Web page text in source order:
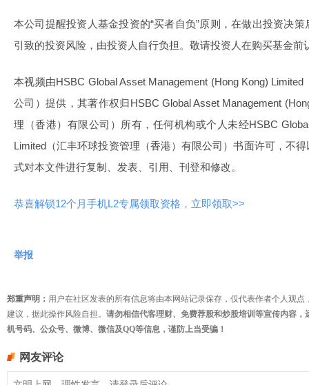
本公司提醒投资人基金投资的“买者自负”原则，在做出投资决
引致的投资风险，由投资人自行负担。敬请投资人在购买基金前
本视频由HSBC Global Asset Management (Hong Kong)
公司）提供，其著作权归HSBC Global Asset Management
理（香港）有限公司）所有，任何机构或个人未经HSBC
Limited（汇丰环球投资管理（香港）有限公司）书面许可，不
式对本文件进行复制、发表、引用、刊登和修改。
恭喜解锁12个月手机L2专属领取资格，立即领取>>
举报
郑重声明： 用户在社区发表的所有信息将由本网站记录保存，仅代表作者个人观
建议，据此操作风险自担。 请勿相信代客理财、免费荐股和炒股培训等宣传内容
机号码、公众号、微博、微信及QQ等信息，谨防上当受骗！
网友评论